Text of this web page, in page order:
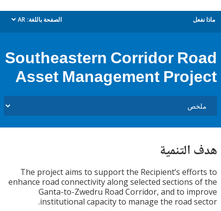
الصفحة باللغة: AR
dropdown
Southeastern Corridor
Asset Management
The project aims to support the Recipient’s
enhance road connectivity along selected sections
Ganta-to-Zwedru Road Corridor, and to
institutional capacity to manage the road